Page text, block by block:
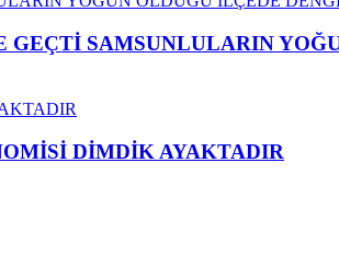
SAMSUNLULARIN
DİMDİK AYAKTADIR